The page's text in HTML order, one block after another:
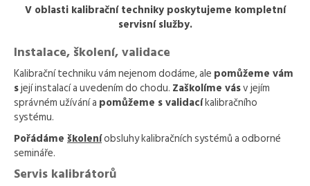
V oblasti kalibrační techniky poskytujeme kompletní
servisní služby.
Instalace, školení, validace
Kalibrační techniku vám nejenom dodáme, ale pomůžeme vám
sjejí instalací a uvedením do chodu. Zaškolíme vásv jejím
správném užívání a pomůžeme s validacíkalibračního
systému.
Pořádáme školeníobsluhy kalibračních systémů a odborné
semináře.
Servis kalibrátorů